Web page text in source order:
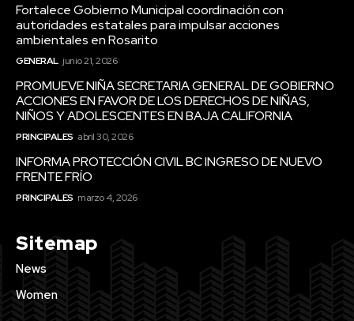
Fortalece Gobierno Municipal coordinación con
autoridades estatales para impulsar acciones
ambientales en Rosarito
GENERAL junio 21, 2026
PROMUEVE NIÑA SECRETARIA GENERAL DE GOBIERNO
ACCIONES EN FAVOR DE LOS DERECHOS DE NIÑAS,
NIÑOS Y ADOLESCENTES EN BAJA CALIFORNIA
PRINCIPALES abril 30, 2026
INFORMA PROTECCIÓN CIVIL BC INGRESO DE NUEVO
FRENTE FRÍO
PRINCIPALES marzo 4, 2026
Sitemap
News
Women